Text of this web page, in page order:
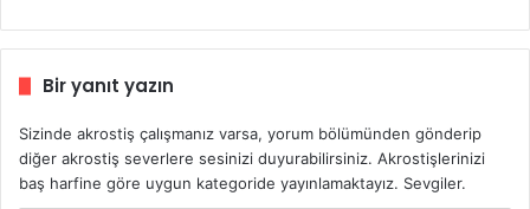
Bir yanıt yazın
Sizinde akrostiş çalışmanız varsa, yorum bölümünden gönderip
diğer akrostiş severlere sesinizi duyurabilirsiniz. Akrostişlerinizi
baş harfine göre uygun kategoride yayınlamaktayız. Sevgiler.